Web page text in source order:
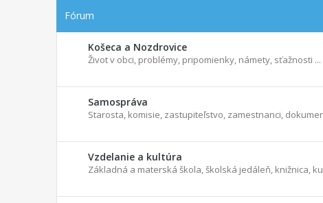
Fórum
Košeca a Nozdrovice
Život v obci, problémy, pripomienky, námety, sťažnosti ...
Samospráva
Starosta, komisie, zastupiteľstvo, zamestnanci,
Vzdelanie a kultúra
Základná a materská škola, školská jedáleň, knižnica,